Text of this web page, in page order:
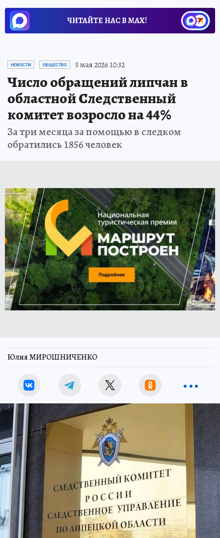
ЧИТАЙТЕ НАС В МАХ!
НОВОСТИ ОБЩЕСТВО 5 мая 2026 10:32
Число обращений липчан в
областной Следственный
комитет возросло на 44%
За три месяца за помощью в следком
обратились 1856 человек
Юлия МИРОШНИЧЕНКО